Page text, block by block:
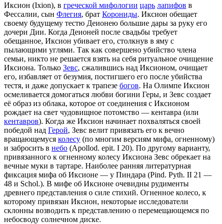
Иксион (Ixion), в греческой мифологии царь лапифов в
Фессалии, сын Флегия, брат Корониды. Иксион обещает
своему будущему тестю Деионею большие дары за руку его
дочери Дии. Когда Деионей после свадьбы требует
обещанное, Иксион убивает его, столкнув в яму с
пылающими углями. Так как совершено убийство члена
семьи, никто не решается взять на себя ритуальное очищение
Иксиона. Только Зевс, сжалившись над Иксионом, очищает
его, избавляет от безумия, постигшего его после убийства
тестя, и даже допускает к трапезе богов. На Олимпе Иксион
осмеливается домогаться любви богини Геры, и Зевс создает
её образ из облака, которое от соединения с Иксионом
рождает на свет чудовищное потомство — кентавра (или
кентавров). Когда же Иксион начинает похваляться своей
победой над Герой, Зевс велит привязать его к вечно
вращающемуся колесу (по многим версиям мифа, огненному)
и забросить в небо (Apollod. epit. I 20). По другому варианту,
привязанного к огненному колесу Иксиона Зевс обрекает на
вечные муки в тартаре. Наиболее ранняя литературная
фиксация мифа об Иксионе — у Пиндара (Pind. Pyth. II 21 —
48 и Schol.). В мифе об Иксионе очевидны рудименты
древнего представления о силе стихий. Огненное колесо, к
которому привязан Иксион, некоторые исследователи
склонны возводить к представлению о перемещающемся по
небосводу солнечном диске.